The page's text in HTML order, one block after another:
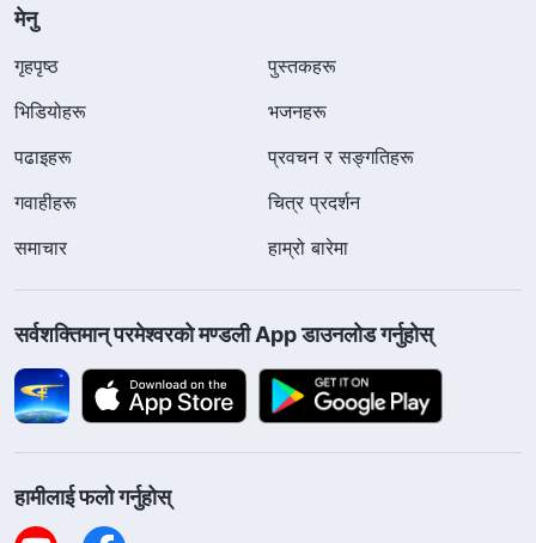
मेनु
गृहपृष्ठ
पुस्तकहरू
भिडियोहरू
भजनहरू
पढाइहरू
प्रवचन र सङ्गतिहरू
गवाहीहरू
चित्र प्रदर्शन
समाचार
हाम्रो बारेमा
सर्वशक्तिमान्‌ परमेश्‍वरको मण्डली App डाउनलोड गर्नुहोस्
हामीलाई फलो गर्नुहोस्